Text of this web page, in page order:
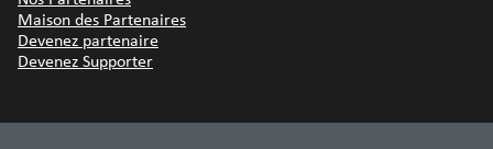
Maison des Partenaires
Devenez partenaire
Devenez Supporter